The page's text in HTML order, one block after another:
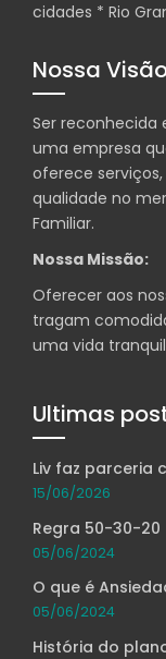
cidades * Rio
Nossa
Ser
uma empresa
oferece
qualidade no
Familiar.
Nossa Missão:
Oferecer aos
tragam
uma vida
Ultimas
Liv faz parceria
15/06/2026
Regra 50-30-20
05/06/2024
O que é
05/06/2024
História do